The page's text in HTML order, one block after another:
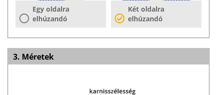
Egy oldalra
elhúzandó
Két oldalra
elhúzandó
3. Méretek